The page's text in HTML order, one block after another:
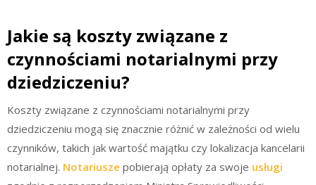
Jakie są koszty związane z
czynnościami notarialnymi przy
dziedziczeniu?
Koszty związane z czynnościami notarialnymi przy
dziedziczeniu mogą się znacznie różnić w zależności od wielu
czynników, takich jak wartość majątku czy lokalizacja kancelarii
notarialnej. Notariusze pobierają opłaty za swoje usługi